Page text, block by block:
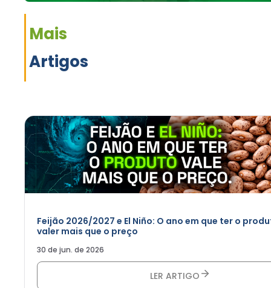
Mais
Artigos
Feijão 2026/2027 e El Niño: O ano em que ter o
valer mais que o preço
30 de jun. de 2026
LER ARTIGO